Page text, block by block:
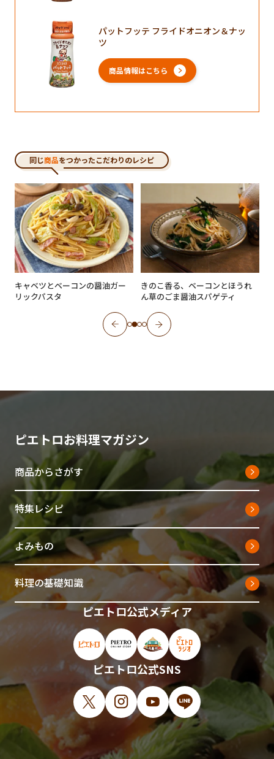
パットフッテ フライドオニオン＆ナッ
ツ
商品情報はこちら
同じ商品をつかったこだわりのレシピ
キャベツとベーコンの醤油ガー
リックパスタ
きのこ香る、ベーコンとほうれ
ん草のごま醤油スパゲティ
ピエトロお料理マガジン
商品からさがす
特集レシピ
よみもの
料理の基礎知識
ピエトロ公式メディア
ピエトロ公式サイト（新しいウィンドウで
ピエトロオンラインストア（新しい
ピエトロホームタウン（新
ピエトロラジオ（新
ピエトロ公式SNS
X（新しいウィンドウで開きます）
Instagram（新しいウィンドウで開
YouTube（新しいウィンド
LINE（新しいウィン